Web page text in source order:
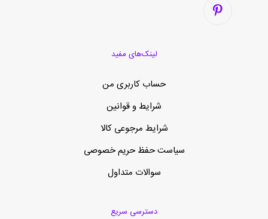
لینک‌های مفید
حساب کاربری من
شرایط و قوانین
شرایط مرجوعی کالا
سیاست حفظ حریم خصوصی
سوالات متداول
دسترسی سریع